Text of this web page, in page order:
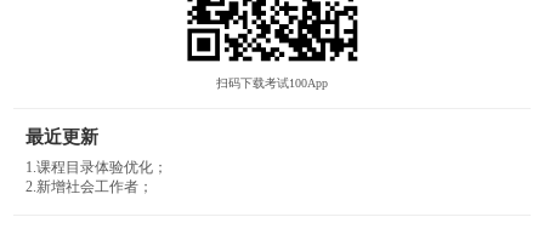
扫码下载考试100App
最近更新
1.课程目录体验优化；
2.新增社会工作者；